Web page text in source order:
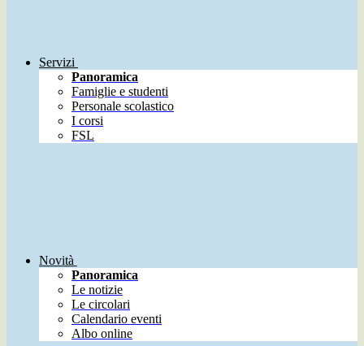
Servizi
Panoramica
Famiglie e studenti
Personale scolastico
I corsi
FSL
Novità
Panoramica
Le notizie
Le circolari
Calendario eventi
Albo online